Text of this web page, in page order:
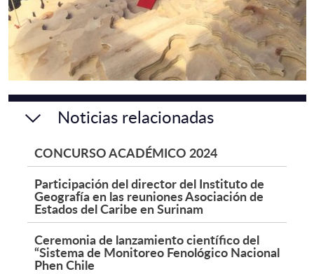
Noticias relacionadas
CONCURSO ACADÉMICO 2024
Participación del director del Instituto de
Geografía en las reuniones Asociación de
Estados del Caribe en Surinam
Ceremonia de lanzamiento científico del
“Sistema de Monitoreo Fenológico Nacional
Phen Chile